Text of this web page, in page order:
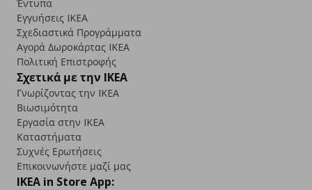
Έντυπα
Εγγυήσεις IKEA
Σχεδιαστικά Προγράμματα
Αγορά Δωρoκάρτας IKEA
Πολιτική Επιστροφής
Σχετικά με την IKEA
Γνωρίζοντας την IKEA
Βιωσιμότητα
Εργασία στην IKEA
Καταστήματα
Συχνές Ερωτήσεις
Επικοινωνήστε μαζί μας
IKEA in Store App: